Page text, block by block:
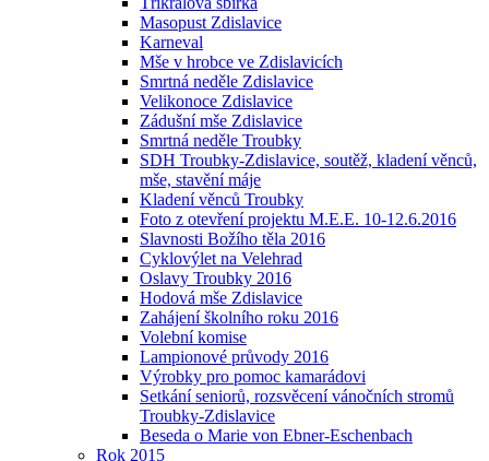
Masopust Zdislavice
Karneval
Mše v hrobce ve Zdislavicích
Smrtná neděle Zdislavice
Velikonoce Zdislavice
Zádušní mše Zdislavice
Smrtná neděle Troubky
SDH Troubky-Zdislavice, soutěž, kladení věnců,
mše, stavění máje
Kladení věnců Troubky
Foto z otevření projektu M.E.E. 10-12.6.2016
Slavnosti Božího těla 2016
Cyklovýlet na Velehrad
Oslavy Troubky 2016
Hodová mše Zdislavice
Zahájení školního roku 2016
Volební komise
Lampionové průvody 2016
Výrobky pro pomoc kamarádovi
Setkání seniorů, rozsvěcení vánočních stromů
Troubky-Zdislavice
Beseda o Marie von Ebner-Eschenbach
Rok 2015